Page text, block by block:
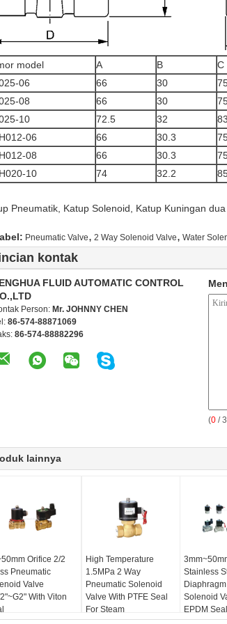
model A B C
06
66 30
08
66 30
10
72.5 32
06
66 30.3
08
66 30.3
10
74 32.2
Pneumatik, Katup Solenoid, Katup Kuningan
Pneumatic Valve, 2 Way Solenoid Valve, Water
kontak
FLUID AUTOMATIC CONTROL
Person: Mr. JOHNNY CHEN
86-574-88871069
86-574-88882296
(0 /
lainnya
Orifice 2/2
Pneumatic
Valve
With Viton
High Temperature
1.5MPa 2 Way
Pneumatic Solenoid
Valve With PTFE Seal
For Steam
Stainless
Solenoid
EPDM Seal